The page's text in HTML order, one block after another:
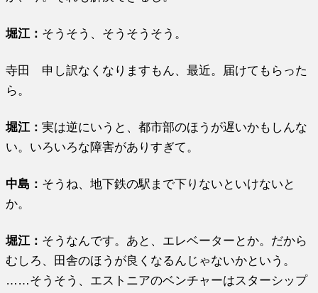
堀江 ： そうそう、そうそうそう。
寺田 申し訳なくなりますもん、最近。届けてもらった
ら。
堀江 ：実は逆にいうと、都市部のほうが遅いかもしんな
い。いろいろな障害がありすぎて。
中島： そうね、地下鉄の駅まで下りないといけないと
か。
堀江 ： そうなんです。あと、エレベーターとか。だから
むしろ、田舎のほうが良くなるんじゃないかという。
……そうそう、エストニアのベンチャーはスターシップ